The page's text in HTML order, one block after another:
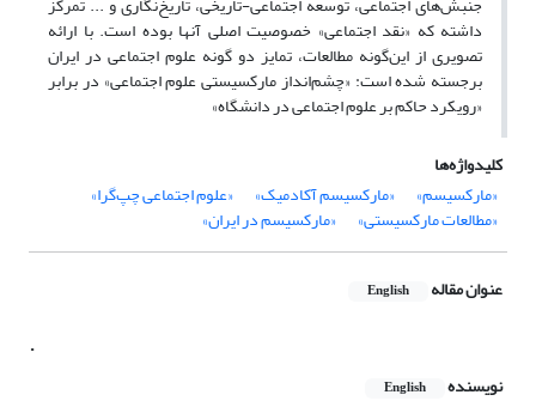
داشته که «نقد اجتماعی» خصوصیت اصلی آنها بوده است. با ارائه
تصویری از این‌گونه مطالعات، تمایز دو گونه علوم اجتماعی در ایران
برجسته شده است: «چشم‌انداز مارکسیستی علوم اجتماعی» در برابر
«رویکرد حاکم بر علوم اجتماعی در دانشگاه»
کلیدواژه‌ها
«مارکسیسم»
«مارکسیسم آکادمیک» «علوم اجتماعی چپ‌گرا»
«مطالعات مارکسیستی» «مارکسیسم در ایران»
عنوان مقاله English
.
نویسنده English